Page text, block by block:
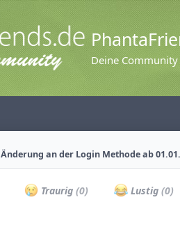
Deine Community
Änderung an der Login Methode ab
Traurig(0) Lustig (0)